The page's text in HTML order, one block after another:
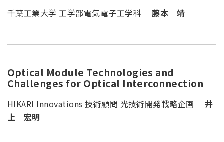
千葉工業大学 工学部電気電子工学科藤本 靖
Optical Module Technologies and
Challenges for Optical Interconnection
HIKARI Innovations 技術顧問 光技術開発戦略企画 井
上 宏明